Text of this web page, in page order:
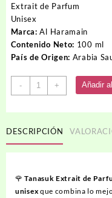
original
40.00USD.
Extrait de Parfum
Unisex
Marca: Al Haramain
Contenido Neto: 100 ml
País de Origen: Arabia
-
Perfume
TANASUK
+ Añadir
DESCRIPCIÓN
🌹Tanasuk Extrait de
unisex que combina lo